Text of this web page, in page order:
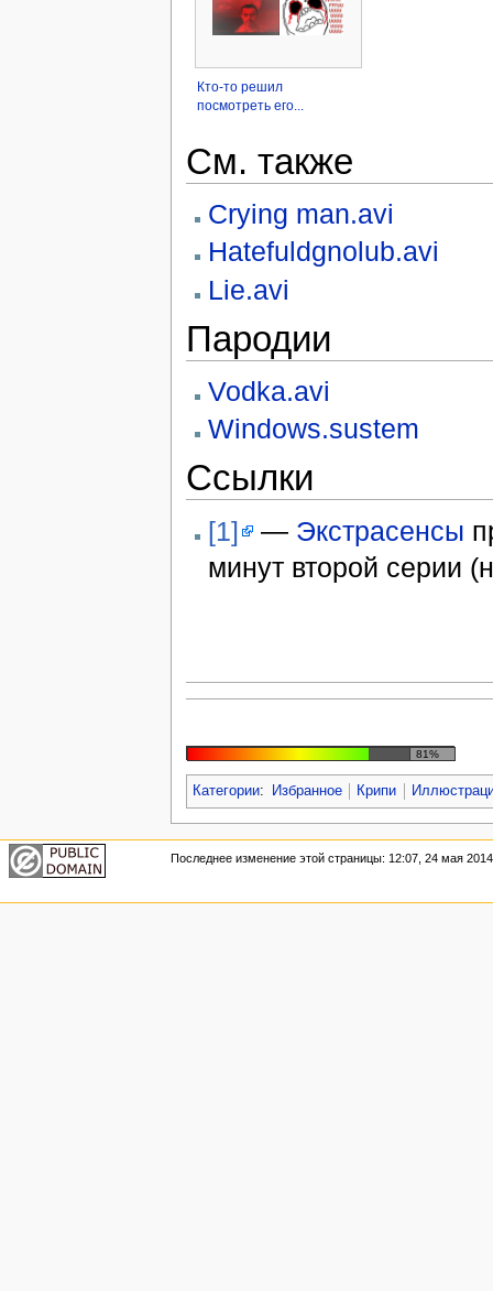
Кто-то решил
посмотреть его...
См. также
Crying man.avi
Hatefuldgnolub.avi
Lie.avi
Пародии
Vodka.avi
Windows.sustem
Ссылки
[1] — Экстрасенсы
минут второй серии
81%
Категории: Избранное Крипи
Последнее изменение этой страницы: 12:07, 24 мая